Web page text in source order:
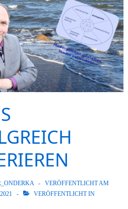
VERÖFFENTLICHT AM
VERÖFFENTLICHT IN